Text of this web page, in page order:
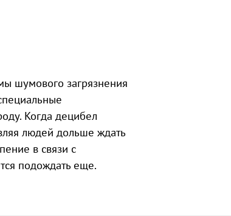
шумового загрязнения
Когда децибел
людей дольше ждать
в связи с
подождать еще.